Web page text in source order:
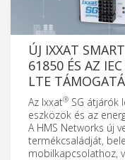
ÚJ IXXAT
61850 ÉS AZ
LTE
Az Ixxat® SG átjárók
eszközök és az
A HMS Networks új
termékcsaládját,
mobilkapcsolathoz,